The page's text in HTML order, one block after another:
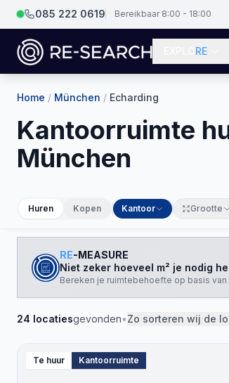
085 222 0619 Bereikbaar 8:00 - 18:00
RE
Home / München / Echarding
Kantoorruimte
München
Huren Kopen Kantoor Grootte
RE-MEASURE
Niet zeker hoeveel m² je nodig
Bereken je ruimtebehoefte op basis van
24 locatiesgevonden•Zo sorteren wij de
Te huur Kantoorruimte